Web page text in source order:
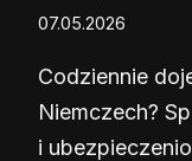
07.05.2026
Codziennie
Niemczech?
i